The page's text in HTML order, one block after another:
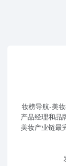
妆榜导航-美
产品经理和品
美妆产业链最